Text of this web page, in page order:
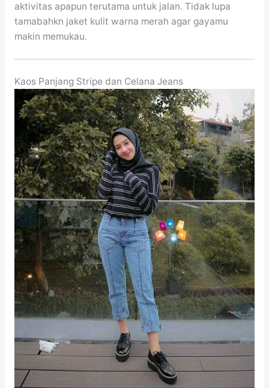
aktivitas apapun terutama untuk jalan. Tidak lupa
tamabahkn jaket kulit warna merah agar gayamu
makin memukau.
Kaos Panjang Stripe dan Celana Jeans